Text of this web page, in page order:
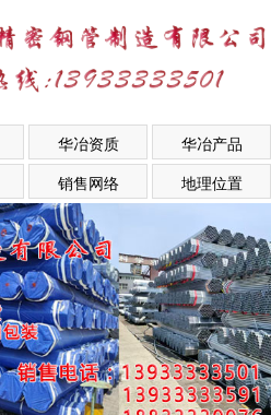
华冶资质
华冶产品
销售网络 地理位置